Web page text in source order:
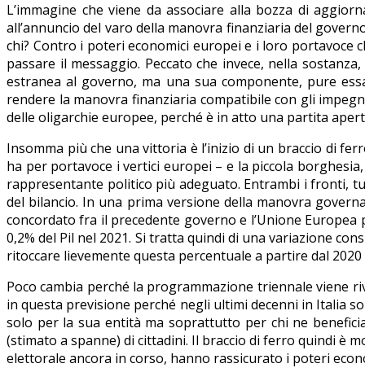
L’immagine che viene da associare alla bozza di
all’annuncio del varo della manovra finanziaria del
chi? Contro i poteri economici europei e i loro portavoce
passare il messaggio. Peccato che invece, nella
estranea al governo, ma una sua componente, pure
rendere la manovra finanziaria compatibile con gli
delle oligarchie europee, perché è in atto una partita
Insomma più che una vittoria è l’inizio di un braccio di
ha per portavoce i vertici europei – e la piccola
rappresentante politico più adeguato. Entrambi i fronti,
del bilancio. In una prima versione della manovra
concordato fra il precedente governo e l’Unione
0,2% del Pil nel 2021. Si tratta quindi di una variazione
ritoccare lievemente questa percentuale a partire dal 2020
Poco cambia perché la programmazione triennale viene
in questa previsione perché negli ultimi decenni in Italia
solo per la sua entità ma soprattutto per chi ne
(stimato a spanne) di cittadini. Il braccio di ferro quindi è
elettorale ancora in corso, hanno rassicurato i poteri